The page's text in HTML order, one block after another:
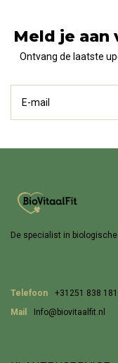
Meld je aan
Ontvang de laatste
De specialist in
Telefoon
+31251 838 181
Mail
Info@biovitaalfit.nl